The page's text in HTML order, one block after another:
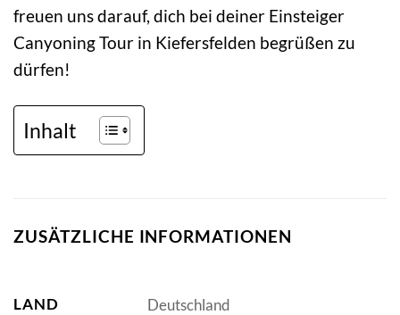
freuen uns darauf, dich bei deiner Einsteiger
Canyoning Tour in Kiefersfelden begrüßen zu
dürfen!
Inhalt
ZUSÄTZLICHE INFORMATIONEN
LAND Deutschland